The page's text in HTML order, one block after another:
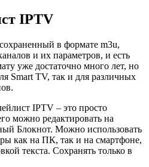
IPTV
в формате m3u,
и их параметров, и есть
уже достаточно много лет, но
Smart TV, так и для различных
IPTV – это просто
можно редактировать на
Блокнот. Можно использовать
как на ПК, так и на смартфоне,
текста. Сохранять только в